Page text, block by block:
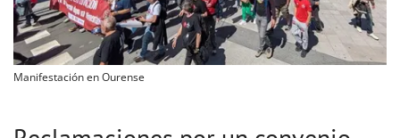
Manifestación en Ourense